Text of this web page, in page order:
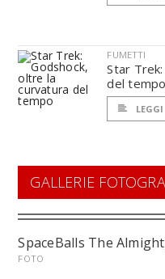
FUMETTI
Star
del tempo
LEGGI
GALLERIE
SpaceBalls The
FOTO